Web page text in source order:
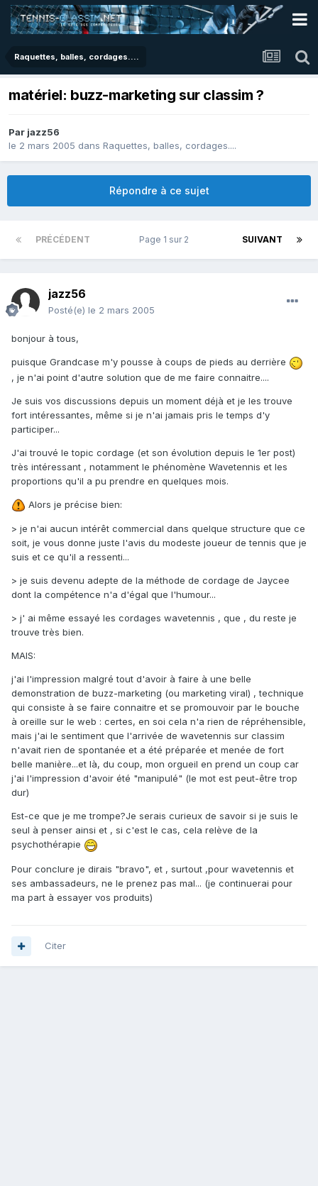
Raquettes, balles, cordages....
matériel: buzz-marketing sur classim ?
Par jazz56
le 2 mars 2005 dans Raquettes, balles, cordages....
Répondre à ce sujet
PRÉCÉDENT SUIVANT
Page 1 sur 2
jazz56
Posté(e) le 2 mars 2005
bonjour à tous,
puisque Grandcase m'y pousse à coups de pieds au derrière
, je n'ai point d'autre solution que de me faire connaitre....
Je suis vos discussions depuis un moment déjà et je les trouve
fort intéressantes, même si je n'ai jamais pris le temps d'y
participer...
J'ai trouvé le topic cordage (et son évolution depuis le 1er post)
très intéressant , notamment le phénomène Wavetennis et les
proportions qu'il a pu prendre en quelques mois.
Alors je précise bien:
> je n'ai aucun intérêt commercial dans quelque structure que ce
soit, je vous donne juste l'avis du modeste joueur de tennis que je
suis et ce qu'il a ressenti...
> je suis devenu adepte de la méthode de cordage de Jaycee
dont la compétence n'a d'égal que l'humour...
> j' ai même essayé les cordages wavetennis , que , du reste je
trouve très bien.
MAIS:
j'ai l'impression malgré tout d'avoir à faire à une belle
demonstration de buzz-marketing (ou marketing viral) , technique
qui consiste à se faire connaitre et se promouvoir par le bouche
à oreille sur le web : certes, en soi cela n'a rien de répréhensible,
mais j'ai le sentiment que l'arrivée de wavetennis sur classim
n'avait rien de spontanée et a été préparée et menée de fort
belle manière...et là, du coup, mon orgueil en prend un coup car
j'ai l'impression d'avoir été "manipulé" (le mot est peut-être trop
dur)
Est-ce que je me trompe?Je serais curieux de savoir si je suis le
seul à penser ainsi et , si c'est le cas, cela relève de la
psychothérapie
Pour conclure je dirais "bravo", et , surtout ,pour wavetennis et
ses ambassadeurs, ne le prenez pas mal... (je continuerai pour
ma part à essayer vos produits)
Citer